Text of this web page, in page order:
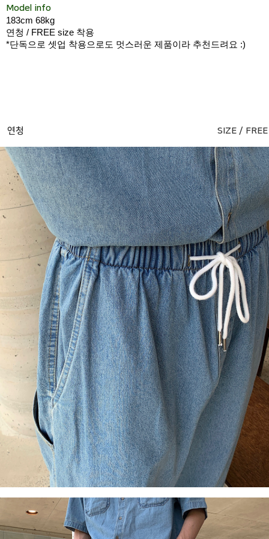
Model info
183cm 68kg
연청 / FREE size 착용
*단독으로 셋업 착용으로도 멋스러운 제품이라 추천드려요 :)
연청 SIZE / FREE